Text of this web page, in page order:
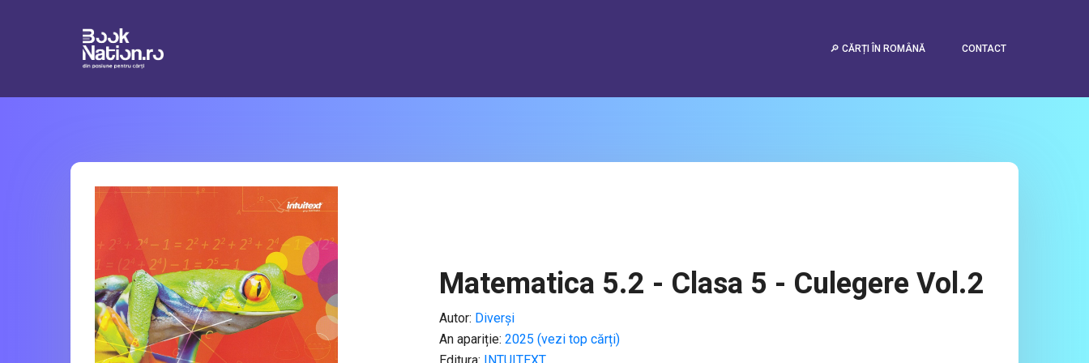
🔎 CĂRȚI ÎN ROMÂNĂ CONTACT
Matematica 5.2 - Clasa 5 - Culegere Vol.2
Autor: Diverși
An apariție: 2025 (vezi top cărți)
Editura: INTUITEXT